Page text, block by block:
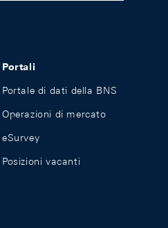
Portali
Portale di dati della BNS
Operazioni di mercato
eSurvey
Posizioni vacanti